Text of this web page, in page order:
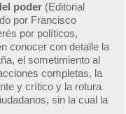
poder (Editorial
por Francisco
por políticos,
conocer con detalle la
el sometimiento al
completas, la
y crítico y la rotura
sin la cual la